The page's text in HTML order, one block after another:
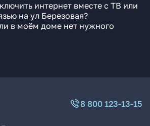
интернет вместе с ТВ или
на ул Березовая?
в моём доме нет нужного
8 800 123-13-15